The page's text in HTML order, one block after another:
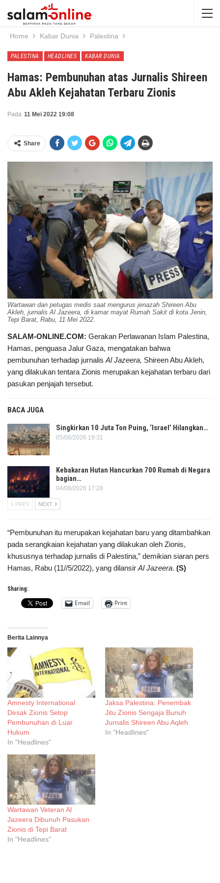
Home Kabar Dunia Palestina
PALESTINA HEADLINES KABAR DUNIA
Hamas: Pembunuhan atas Jurnalis Shireen
Abu Akleh Kejahatan Terbaru Zionis
Pada 11 Mei 2022 19:08
Share
Wartawan dan petugas medis saat mengurus jenazah Shireen Abu
Akleh, jurnalis Al Jazeera, di kamar mayat Rumah Sakit di kota Jenin,
Tepi Barat, Rabu, 11 Mei 2022.
SALAM-ONLINE.COM: Gerakan Perlawanan Islam Palestina,
Hamas, penguasa Jalur Gaza, mengatakan bahwa
pembunuhan terhadap jurnalisAl Jazeera, Shireen Abu Akleh,
yang dilakukan tentara Zionis merupakan kejahatan terbaru dari
pasukan penjajah tersebut.
BACA JUGA
Singkirkan 10 Juta Ton Puing, ‘Israel’ Hilangkan…
05/08/2026 19:31
Kebakaran Hutan Hancurkan 700 Rumah di Negara
bagian…
04/08/2026 17:28
PREV NEXT
“Pembunuhan itu merupakan kejahatan baru yang ditambahkan
pada serangkaian kejahatan yang dilakukan oleh Zionis,
khususnya terhadap jurnalis di Palestina,” demikian siaran pers
Hamas, Rabu (11//5/2022), yang dilansir Al Jazeera. (S)
Sharing:
Email Print
Berita Lainnya
Amnesty International
Desak Zionis Setop
Pembunuhan di Luar
Hukum
In "Headlines"
Jaksa Palestina: Penembak
Jitu Zionis Sengaja Bunuh
Jurnalis Shireen Abu Aqleh
In "Headlines"
Wartawan Veteran Al
Jazeera Dibunuh Pasukan
Zionis di Tepi Barat
In "Headlines"